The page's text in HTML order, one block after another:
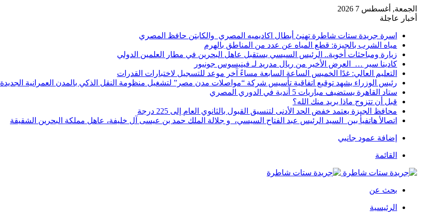
الجمعة, أغسطس 7 2026
أخبار عاجلة
اسرة جريدة ستات شاطرة تهنئ أبطال اكاديميه المصري والكابتن حافظ المصري
مياه الشرب بالجيزة: قطع المياه عن عدد من المناطق بالهرم
زيارة ومباحثات أخوية.. الرئيس السيسي يستقبل عاهل البحرين في مطار العلمين الدولي
كادينا سير … العرض الأخير من ريال مدريد لـ فينيسوس جونيور
التعليم العالي: غدًا الخميس الساعة السابعة مساءً آخر موعد للتسجيل لاختبارات القدرات
رئيس الوزراء يشهد توقيع اتفاقية تأسيس شركة “مواصلات مدن مصر” لتشغيل منظومة النقل الذكي بالمدن العمرانية الجديدة
ستاد القاهرة يستضيف مباريات 5 أندية في الدوري المصري
قبل أن تتزوج ماذا يريد منك الله؟
محافظ الجيزة يعتمد خفض الحد الأدنى لتنسيق القبول بالثانوي العام إلى 225 درجة
اتصالأ هاتفيأ بين السيد الرئيس عبد الفتاح السيسي، و جلالة الملك حمد بن عيسى آل خليفة، عاهل مملكة البحرين الشقيقة
إضافة عمود جانبي
القائمة
بحث عن
الرئيسية